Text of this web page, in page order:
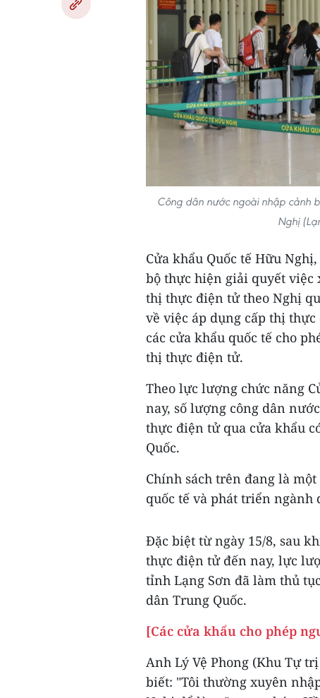
Công dân nước ngoài nhập cảnh
Nghị
Cửa khẩu Quốc tế Hữu
bộ thực hiện giải quyết việc
thị thực điện tử theo Nghị
về việc áp dụng cấp thị
các cửa khẩu quốc tế cho
thị thực điện tử.
Theo lực lượng chức năng
nay, số lượng công dân
thực điện tử qua cửa khẩu
Quốc.
Chính sách trên đang là
quốc tế và phát triển
Đặc biệt từ ngày 15/8, sau
thực điện tử đến nay, lực
tỉnh Lạng Sơn đã làm thủ
dân Trung Quốc.
[Các cửa khẩu cho phép
Anh Lý Vệ Phong (Khu Tự
biết: "Tôi thường xuyên